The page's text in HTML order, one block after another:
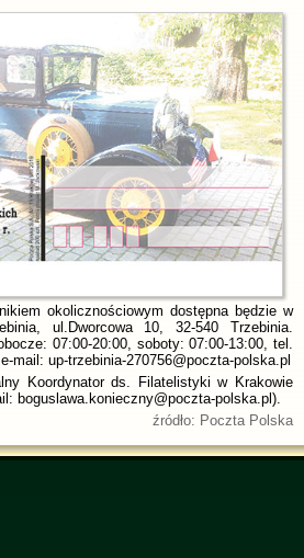
okolicznościowym dostępna będzie w
ul.Dworcowa 10, 32-540 Trzebinia.
07:00-20:00, soboty: 07:00-13:00, tel.
mail: up-trzebinia-270756@poczta-polska.pl
Koordynator ds. Filatelistyki w Krakowie
boguslawa.konieczny@poczta-polska.pl).
źródło: Poczta Polska